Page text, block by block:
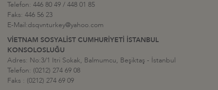
Telefon: 446 80 49 / 448 01 85
Faks: 446 56 23
E-Mail:dsqvnturkey@yahoo.com
VİETNAM SOSYALİST CUMHURİYETİ İSTANBUL
KONSOLOSLUĞU
Adres: No:3/1 Itri Sokak, Balmumcu, Beşiktaş - İstanbul
Telefon: (0212) 274 69 08
Faks : (0212) 274 69 09